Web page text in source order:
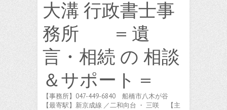
大溝 行政書士事
務所 = 遺
言・相続 の 相談
＆サポート =
【事務所】047-449-6840 船橋市八木が谷
【最寄駅】新京成線 ／二和向台 ・ 三咲 【主